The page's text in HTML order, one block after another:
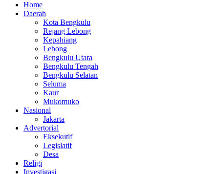
Home
Daerah
Kota Bengkulu
Rejang Lebong
Kepahiang
Lebong
Bengkulu Utara
Bengkulu Tengah
Bengkulu Selatan
Seluma
Kaur
Mukomuko
Nasional
Jakarta
Advertorial
Eksekutif
Legislatif
Desa
Religi
Investigasi